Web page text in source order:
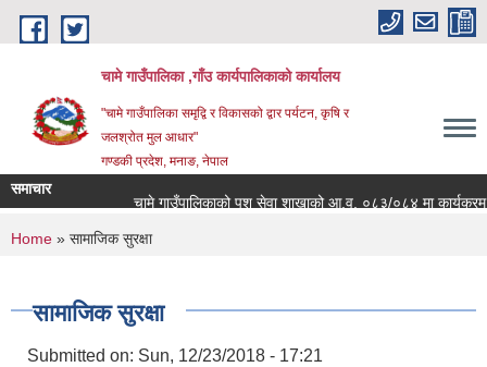
Skip to main content
चामे गाउँपालिका ,गाँउ कार्यपालिकाको कार्यालय
"चामे गाउँपालिका समृद्वि र विकासको द्वार पर्यटन, कृषि र
जलश्रोत मुल आधार"
गण्डकी प्रदेश, मनाङ, नेपाल
समाचार
चामे गाउँपालिकाको पशु सेवा शाखाको आ.व. ०८३/०८४ मा कार्यक्रम
You are here
Home » सामाजिक सुरक्षा
सामाजिक सुरक्षा
Submitted on: Sun, 12/23/2018 - 17:21